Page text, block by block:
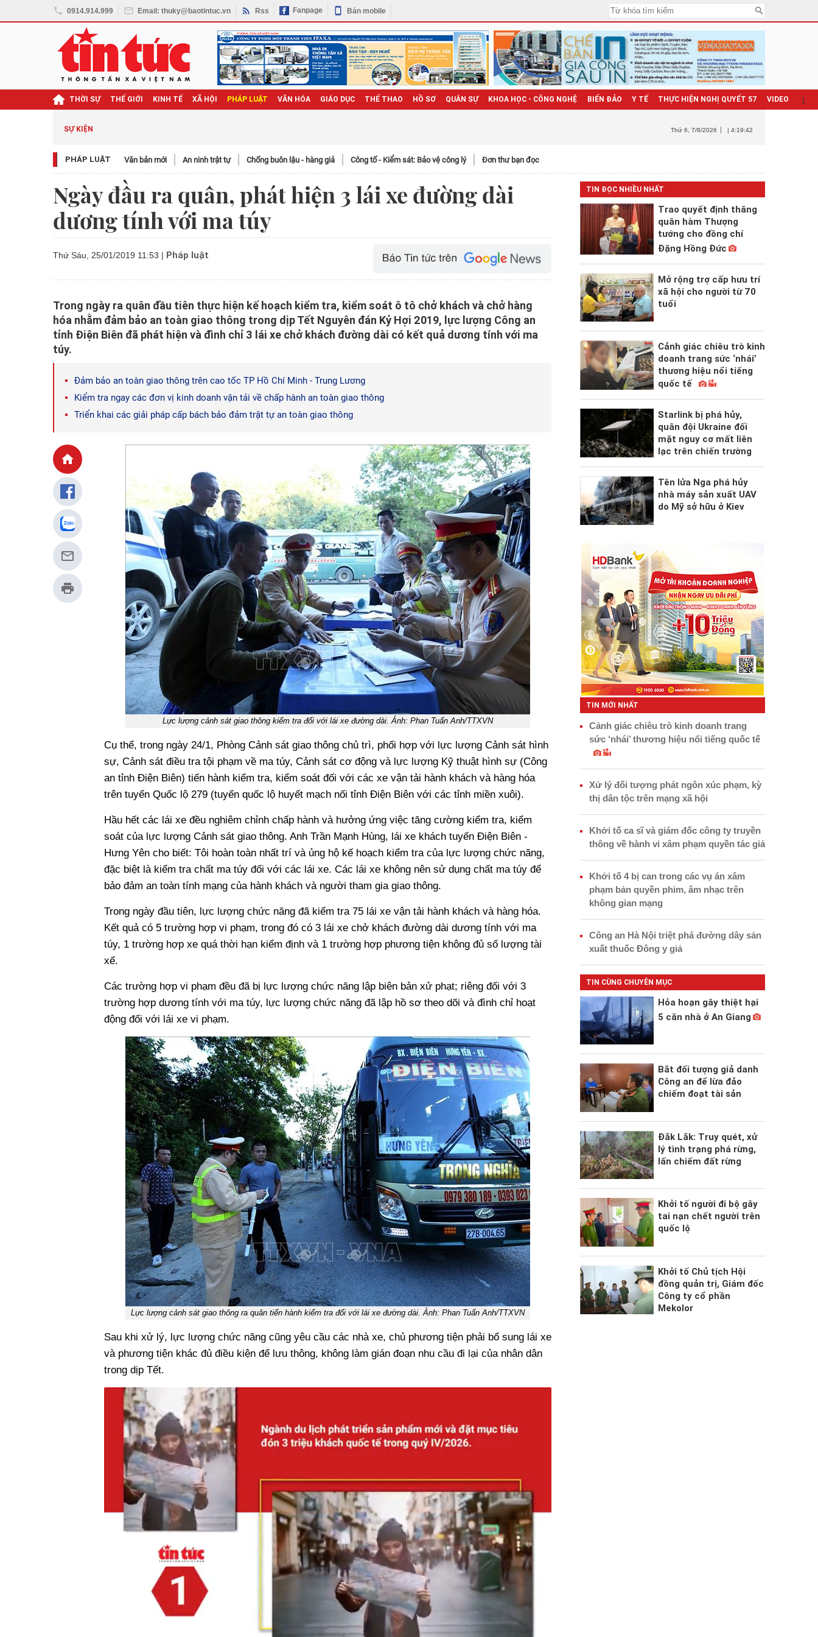
0914.914.999 Email: thuky@baotintuc.vn Rss Fanpage Bản mobile
THỜI SỰ THẾ GIỚI KINH TẾ XÃ HỘI PHÁP LUẬT VĂN HÓA GIÁO DỤC THỂ THAO HỒ SƠ QUÂN SỰ KHOA HỌC - CÔNG NGHỆ BIỂN ĐẢO Y TẾ THỰC HIỆN NGHỊ QUYẾT 57 VIDEO
SỰ KIỆN Thứ 6 , 7/8/2026 | 4:19:44
PHÁP LUẬT Văn bản mới An ninh trật tự Chống buôn lậu - hàng giả Công tố - Kiểm sát: Bảo vệ công lý Đơn thư bạn đọc
Ngày đầu ra quân, phát hiện 3 lái xe đường dài
dương tính với ma túy
Thứ Sáu, 25/01/2019 11:53 | Pháp luật
Trong ngày ra quân đầu tiên thực hiện kế hoạch kiểm tra, kiểm soát ô tô chở khách và chở hàng
hóa nhằm đảm bảo an toàn giao thông trong dịp Tết Nguyên đán Kỷ Hợi 2019, lực lượng Công an
tỉnh Điện Biên đã phát hiện và đình chỉ 3 lái xe chở khách đường dài có kết quả dương tính với ma
túy.
Đảm bảo an toàn giao thông trên cao tốc TP Hồ Chí Minh - Trung Lương
Kiểm tra ngay các đơn vị kinh doanh vận tải về chấp hành an toàn giao thông
Triển khai các giải pháp cấp bách bảo đảm trật tự an toàn giao thông
Lực lượng cảnh sát giao thông kiểm tra đối với lái xe đường dài. Ảnh: Phan Tuấn Anh/TTXVN
Cụ thể, trong ngày 24/1, Phòng Cảnh sát giao thông chủ trì, phối hợp với lực lượng Cảnh sát hình
sự, Cảnh sát điều tra tội phạm về ma túy, Cảnh sát cơ động và lực lượng Kỹ thuật hình sự (Công
an tỉnh Điện Biên) tiến hành kiểm tra, kiểm soát đối với các xe vận tải hành khách và hàng hóa
trên tuyến Quốc lộ 279 (tuyến quốc lộ huyết mạch nối tỉnh Điện Biên với các tỉnh miền xuôi).
Hầu hết các lái xe đều nghiêm chỉnh chấp hành và hưởng ứng việc tăng cường kiểm tra, kiểm
soát của lực lượng Cảnh sát giao thông. Anh Trần Mạnh Hùng, lái xe khách tuyến Điện Biên -
Hưng Yên cho biết: Tôi hoàn toàn nhất trí và ủng hộ kế hoạch kiểm tra của lực lượng chức năng,
đặc biệt là kiểm tra chất ma túy đối với các lái xe. Các lái xe không nên sử dụng chất ma túy để
bảo đảm an toàn tính mạng của hành khách và người tham gia giao thông.
Trong ngày đầu tiên, lực lượng chức năng đã kiểm tra 75 lái xe vận tải hành khách và hàng hóa.
Kết quả có 5 trường hợp vi phạm, trong đó có 3 lái xe chở khách đường dài dương tính với ma
túy, 1 trường hợp xe quá thời hạn kiểm định và 1 trường hợp phương tiện không đủ số lượng tài
xế.
Các trường hợp vi phạm đều đã bị lực lượng chức năng lập biên bản xử phạt; riêng đối với 3
trường hợp dương tính với ma túy, lực lượng chức năng đã lập hồ sơ theo dõi và đình chỉ hoạt
động đối với lái xe vi phạm.
Lực lượng cảnh sát giao thông ra quân tiến hành kiểm tra đối với lái xe đường dài. Ảnh: Phan Tuấn Anh/TTXVN
Sau khi xử lý, lực lượng chức năng cũng yêu cầu các nhà xe, chủ phương tiện phải bổ sung lái xe
và phương tiện khác đủ điều kiện để lưu thông, không làm gián đoạn nhu cầu đi lại của nhân dân
trong dịp Tết.
TIN ĐỌC NHIỀU NHẤT
Trao quyết định thăng
quân hàm Thượng
tướng cho đồng chí
Đặng Hồng Đức
Mở rộng trợ cấp hưu trí
xã hội cho người từ 70
tuổi
Cảnh giác chiêu trò kinh
doanh trang sức ‘nhái’
thương hiệu nổi tiếng
quốc tế
Starlink bị phá hủy,
quân đội Ukraine đối
mặt nguy cơ mất liên
lạc trên chiến trường
Tên lửa Nga phá hủy
nhà máy sản xuất UAV
do Mỹ sở hữu ở Kiev
TIN MỚI NHẤT
Cảnh giác chiêu trò kinh doanh trang
sức ‘nhái’ thương hiệu nổi tiếng quốc tế
Xử lý đối tượng phát ngôn xúc phạm, kỳ
thị dân tộc trên mạng xã hội
Khởi tố ca sĩ và giám đốc công ty truyền
thông về hành vi xâm phạm quyền tác giả
Khởi tố 4 bị can trong các vụ án xâm
phạm bản quyền phim, âm nhạc trên
không gian mạng
Công an Hà Nội triệt phá đường dây sản
xuất thuốc Đông y giả
TIN CÙNG CHUYÊN MỤC
Hỏa hoạn gây thiệt hại
5 căn nhà ở An Giang
Bắt đối tượng giả danh
Công an để lừa đảo
chiếm đoạt tài sản
Đắk Lắk: Truy quét, xử
lý tình trạng phá rừng,
lấn chiếm đất rừng
Khởi tố người đi bộ gây
tai nạn chết người trên
quốc lộ
Khởi tố Chủ tịch Hội
đồng quản trị, Giám đốc
Công ty cổ phần
Mekolor